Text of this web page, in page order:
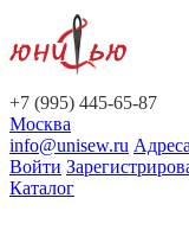
+7 (995) 445-65-87
Москва
info@unisew.ru
Войти
Каталог